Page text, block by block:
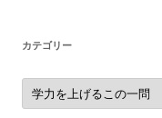
カテゴリー
カ
テ
ゴ